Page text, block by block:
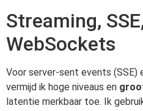
Streaming,
WebSockets
Voor server-sent events (SSE)
vermijd ik hoge niveaus en
latentie merkbaar toe. Ik